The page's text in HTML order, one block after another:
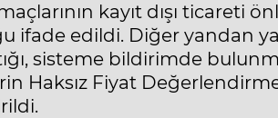
kayıt dışı ticareti
ifade edildi. Diğer yandan
sisteme bildirimde
Haksız Fiyat